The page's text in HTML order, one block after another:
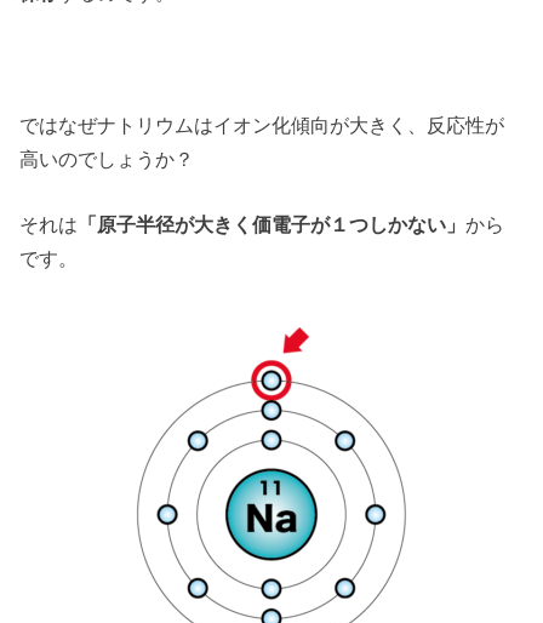
ではなぜナトリウムはイオン化傾向が大きく、反応性が
高いのでしょうか？
それは 「原子半径が大きく価電子が１つしかない」から
です。